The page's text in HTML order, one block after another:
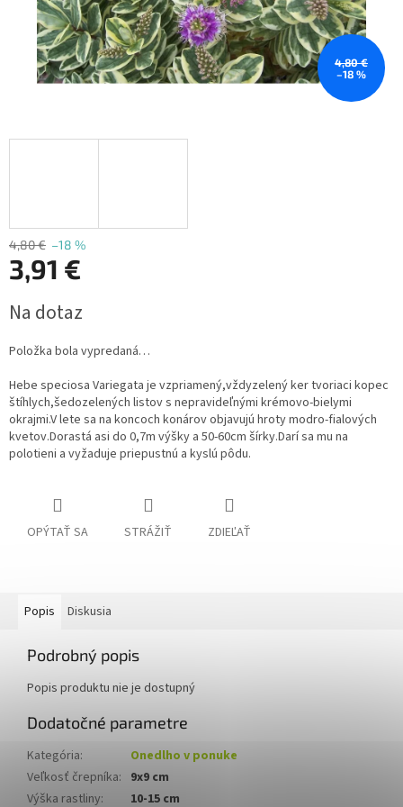
4,80 €
–18 %
4,80 € –18 %
3,91 €
cena:
Na dotaz
Položka bola vypredaná…
Hebe speciosa Variegata je vzpriamený,vždyzelený ker tvoriaci kopec
štíhlych,šedozelených listov s nepravideľnými krémovo-bielymi
okrajmi.V lete sa na koncoch konárov objavujú hroty modro-fialových
kvetov.Dorastá asi do 0,7m výšky a 50-60cm šírky.Darí sa mu na
polotieni a vyžaduje priepustnú a kyslú pôdu.
OPÝTAŤ SA STRÁŽIŤ ZDIEĽAŤ
Popis Diskusia
Podrobný popis
Popis produktu nie je dostupný
Dodatočné parametre
Kategória:
Onedlho v ponuke
Veľkosť črepníka: 9x9 cm
Výška rastliny: 10-15 cm